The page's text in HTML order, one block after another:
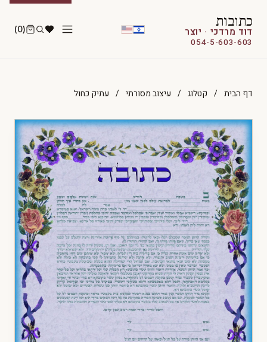
כתובות
דוד מרדכי · יוצר
054-5-603-603
(0)
דף הבית / קטלוג / עיצוב מסורתי / עתיק כחול